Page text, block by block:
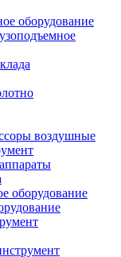
оборудование
воздушные
оборудование